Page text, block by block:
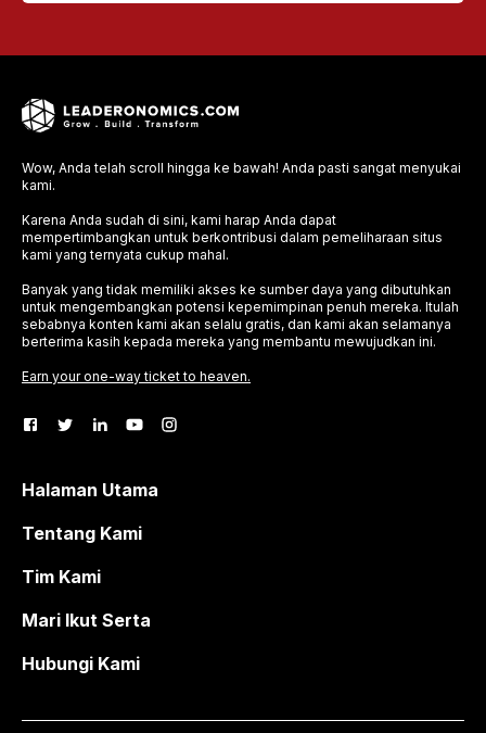
Wow, Anda telah scroll hingga ke bawah! Anda pasti sangat menyukai
kami.
Karena Anda sudah di sini, kami harap Anda dapat
mempertimbangkan untuk berkontribusi dalam pemeliharaan situs
kami yang ternyata cukup mahal.
Banyak yang tidak memiliki akses ke sumber daya yang dibutuhkan
untuk mengembangkan potensi kepemimpinan penuh mereka. Itulah
sebabnya konten kami akan selalu gratis, dan kami akan selamanya
berterima kasih kepada mereka yang membantu mewujudkan ini.
Earn your one-way ticket to heaven.
Halaman Utama
Tentang Kami
Tim Kami
Mari Ikut Serta
Hubungi Kami